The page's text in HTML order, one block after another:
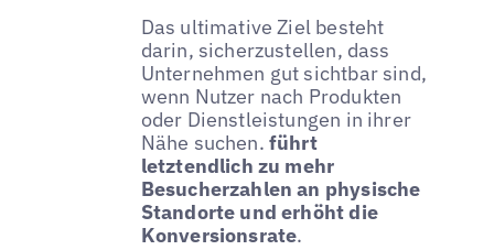
Das ultimative Ziel besteht
darin, sicherzustellen, dass
Unternehmen gut sichtbar sind,
wenn Nutzer nach Produkten
oder Dienstleistungen in ihrer
Nähe suchen. führt
letztendlich zu mehr
Besucherzahlen an physische
Standorte und erhöht die
Konversionsrate.